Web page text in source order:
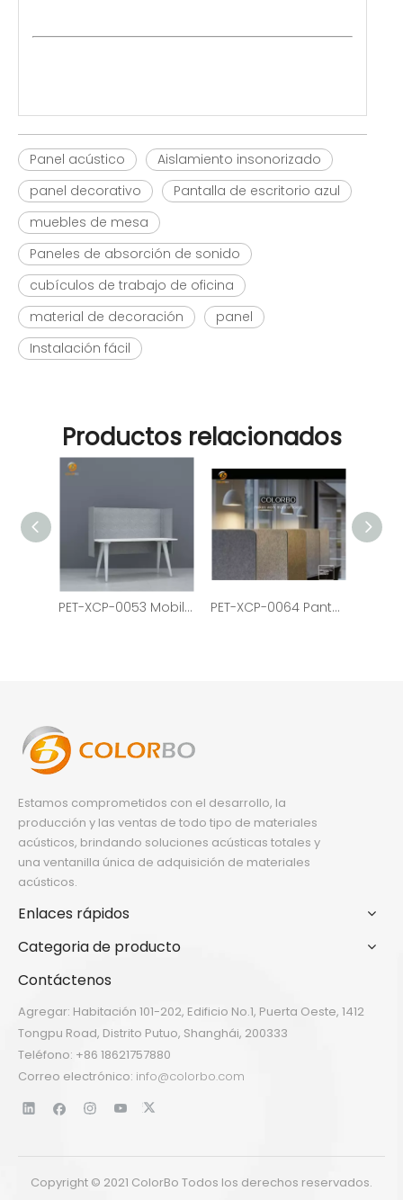
Panel acústico
Aislamiento insonorizado
panel decorativo
Pantalla de escritorio azul
muebles de mesa
Paneles de absorción de sonido
cubículos de trabajo de oficina
material de decoración
panel
Instalación fácil
Productos relacionados
PET-XCP-0053 Mobiliario de oficina Estación de trabajo Ambiental PET Pantalla de seguridad acústica PET-XCP-0064 Pantalla de privacidad para muebles de oficina Pantalla acústica para escritorio
Estamos comprometidos con el desarrollo, la
producción y las ventas de todo tipo de materiales
acústicos, brindando soluciones acústicas totales y
una ventanilla única de adquisición de materiales
acústicos.
Enlaces rápidos
Categoria de producto
Contáctenos
Agregar: Habitación 101-202, Edificio No.1, Puerta Oeste, 1412
Tongpu Road, Distrito Putuo, Shanghái, 200333
Teléfono: +86 18621757880
Correo electrónico: info@colorbo.com
Copyright © 2021 ColorBo Todos los derechos reservados.